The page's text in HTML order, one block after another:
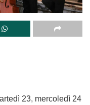
23, mercoledì 24